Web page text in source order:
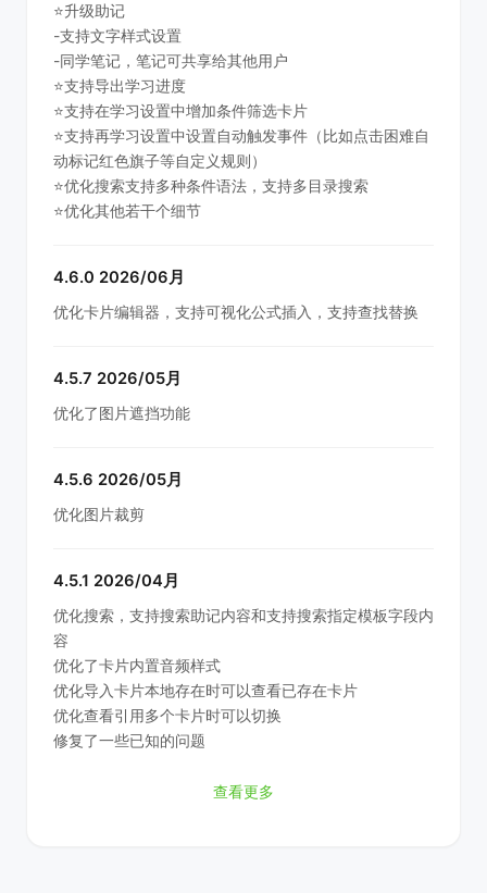
⭐️升级助记
-支持文字样式设置
-同学笔记，笔记可共享给其他用户
⭐️支持导出学习进度
⭐️支持在学习设置中增加条件筛选卡片
⭐️支持再学习设置中设置自动触发事件（比如点击困难自
动标记红色旗子等自定义规则）
⭐️优化搜索支持多种条件语法，支持多目录搜索
⭐️优化其他若干个细节
4.6.0 2026/06月
优化卡片编辑器，支持可视化公式插入，支持查找替换
4.5.7 2026/05月
优化了图片遮挡功能
4.5.6 2026/05月
优化图片裁剪
4.5.1 2026/04月
优化搜索，支持搜索助记内容和支持搜索指定模板字段内
容
优化了卡片内置音频样式
优化导入卡片本地存在时可以查看已存在卡片
优化查看引用多个卡片时可以切换
修复了一些已知的问题
查看更多